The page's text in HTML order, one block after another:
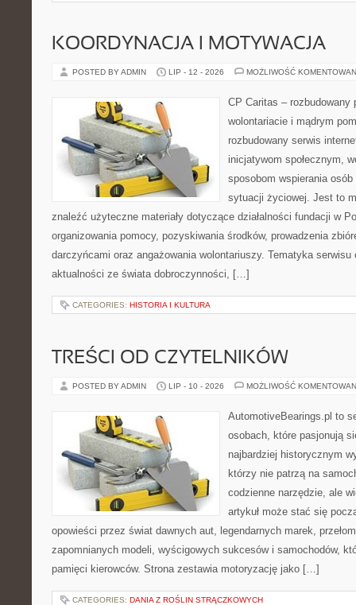
KOORDYNACJA I MOTYWACJA
POSTED BY ADMIN LIP - 12 - 2026 MOŻLIWOŚĆ
CP Caritas – rozbudowany
wolontariacie i mądrym
rozbudowany serwis
inicjatywom społecznym,
sposobom wspierania
sytuacji życiowej. Jest to
znaleźć użyteczne materiały dotyczące działalności fundacji w
organizowania pomocy, pozyskiwania środków, prowadzenia
darczyńcami oraz angażowania wolontariuszy. Tematyka
aktualności ze świata dobroczynności, […]
CATEGORIES: HISTORIA I KULTURA
TREŚCI OD CZYTELNIKÓW
POSTED BY ADMIN LIP - 10 - 2026 MOŻLIWOŚĆ
AutomotiveBearings.pl to
osobach, które pasjonują
najbardziej historycznym
którzy nie patrzą na
codzienne narzędzie, ale
artykuł może stać się
opowieści przez świat dawnych aut, legendarnych marek,
zapomnianych modeli, wyścigowych sukcesów i samochodów,
pamięci kierowców. Strona zestawia motoryzację jako […]
CATEGORIES: DANIA Z ROŚLIN STRĄCZKOWYCH